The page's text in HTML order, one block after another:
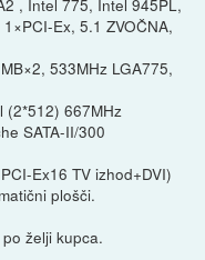
Ex, 5.1 ZVOČNA,
533MHz LGA775,
(2*512) 667MHz
SATA-II/300
Ex16 TV izhod+DVI)
plošči.
želji kupca.